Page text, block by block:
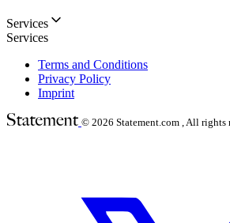
Services
Services
Terms and Conditions
Privacy Policy
Imprint
© 2026 Statement.com , All rights